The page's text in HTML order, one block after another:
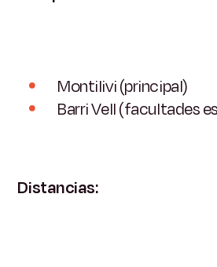
Montilivi (principal)
Barri Vell (facultades
Distancias: